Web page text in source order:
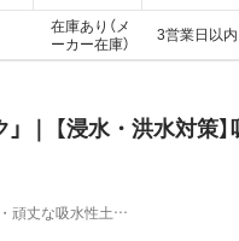
在庫あり （メ
ーカー在庫）
3営業日以内
｜ 【浸水・洪水対策
頑丈な吸水性土…